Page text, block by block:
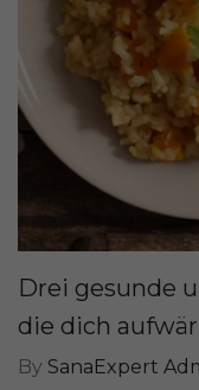
Drei gesunde
die dich
By SanaExpert